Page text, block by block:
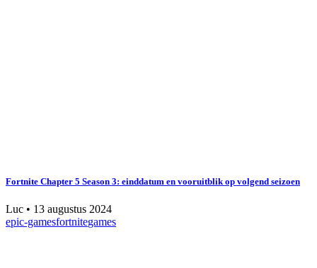
Fortnite Chapter 5 Season 3: einddatum en vooruitblik op volgend seizoen
Luc • 13 augustus 2024
epic-gamesfortnitegames